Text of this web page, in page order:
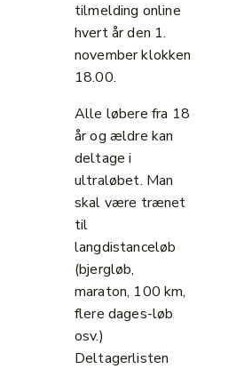
tilmelding online
hvert år den 1.
november klokken
18.00.
Alle løbere fra 18
år og ældre kan
deltage i
ultraløbet. Man
skal være trænet
til
langdistanceløb
(bjergløb,
maraton, 100 km,
flere dages-løb
osv.)
Deltagerlisten